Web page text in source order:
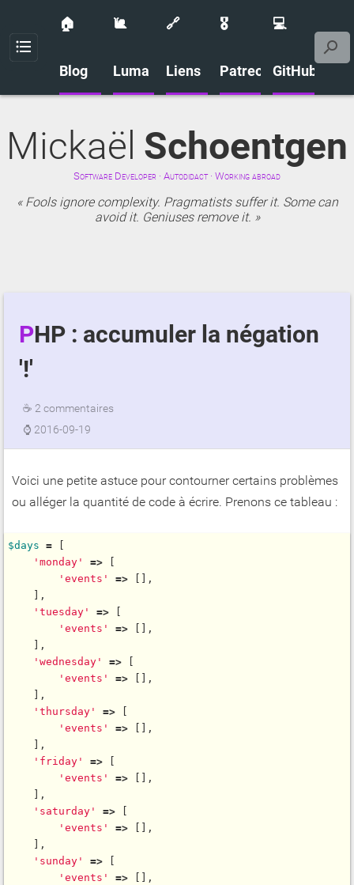
Menu
🏠
Blog
🐌
Luma
🔗
Liens
🎖️
Patreon
💻
GitHub
Mickaël Schoentgen
Software Developer · Autodidact · Working abroad
Fools ignore complexity. Pragmatists suffer it. Some can
avoid it. Geniuses remove it.
PHP : accumuler la négation
'!'
☕ 2 commentaires
⌚ 2016-09-19
Voici une petite astuce pour contourner certains problèmes
ou alléger la quantité de code à écrire. Prenons ce tableau :
$days =
'monday'
=>
'events'
=> [],
    ],
'tuesday'
=>
'events'
=> [],
    ],
'wednesday'
=>
'events'
=> [],
    ],
'thursday'
=>
'events'
=> [],
    ],
'friday'
=>
'events'
=> [],
    ],
'saturday'
=>
'events'
=> [],
    ],
'sunday'
=>
'events'
=> [],